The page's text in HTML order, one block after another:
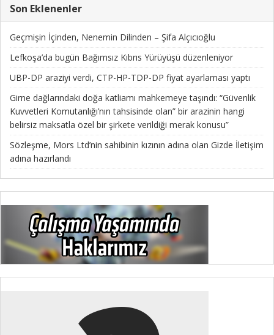
Son Eklenenler
Geçmişin İçinden, Nenemin Dilinden – Şifa Alçıcıoğlu
Lefkoşa’da bugün Bağımsız Kıbrıs Yürüyüşü düzenleniyor
UBP-DP araziyi verdi, CTP-HP-TDP-DP fiyat ayarlaması yaptı
Girne dağlarındaki doğa katliamı mahkemeye taşındı: “Güvenlik
Kuvvetleri Komutanlığı’nın tahsisinde olan” bir arazinin hangi
belirsiz maksatla özel bir şirkete verildiği merak konusu”
Sözleşme, Mors Ltd’nin sahibinin kızının adına olan Gizde İletişim
adına hazırlandı